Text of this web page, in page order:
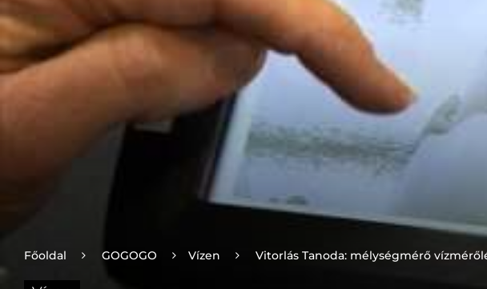
Főoldal GOGOGO Vízen Vitorlás Tanoda: mélységmérő